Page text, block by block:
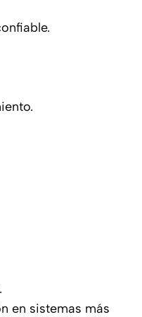
en sistemas más